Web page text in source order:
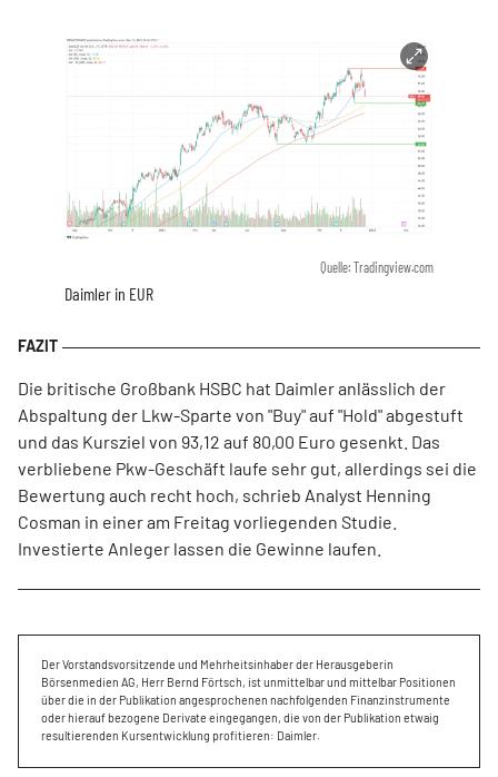
Quelle: Tradingview.com
Daimler in EUR
Die britische Großbank HSBC hat Daimler anlässlich der
Abspaltung der Lkw-Sparte von "Buy" auf "Hold" abgestuft
und das Kursziel von 93,12 auf 80,00 Euro gesenkt. Das
verbliebene Pkw-Geschäft laufe sehr gut, allerdings sei die
Bewertung auch recht hoch, schrieb Analyst Henning
Cosman in einer am Freitag vorliegenden Studie.
Investierte Anleger lassen die Gewinne laufen.
Der Vorstandsvorsitzende und Mehrheitsinhaber der Herausgeberin
Börsenmedien AG, Herr Bernd Förtsch, ist unmittelbar und mittelbar Positionen
über die in der Publikation angesprochenen nachfolgenden Finanzinstrumente
oder hierauf bezogene Derivate eingegangen, die von der Publikation etwaig
resultierenden Kursentwicklung profitieren: Daimler.